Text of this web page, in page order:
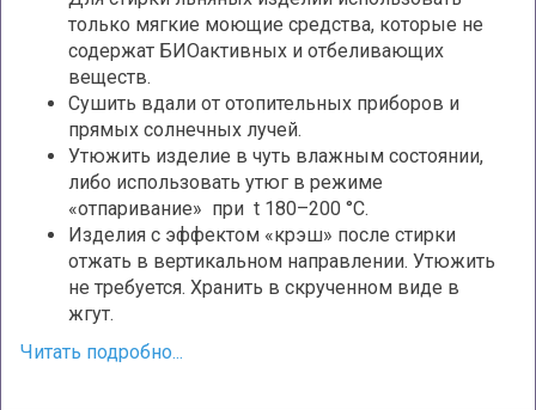
только мягкие моющие средства, которые не
содержат БИОактивных и отбеливающих
веществ.
Сушить вдали от отопительных приборов и
прямых солнечных лучей.
Утюжить изделие в чуть влажным состоянии,
либо использовать утюг в режиме
«отпаривание» при t 180–200 °С.
Изделия с эффектом «крэш» после стирки
отжать в вертикальном направлении. Утюжить
не требуется. Хранить в скрученном виде в
жгут.
Читать подробно...